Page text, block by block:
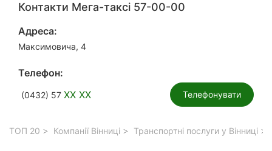
Контакти Мега-таксі 57-00-00
Адреса:
Максимовича, 4
Телефон:
(0432) 57 XX XX Телефонувати
ТОП 20 Компанії Вінниці Транспортні послуги у Вінниці